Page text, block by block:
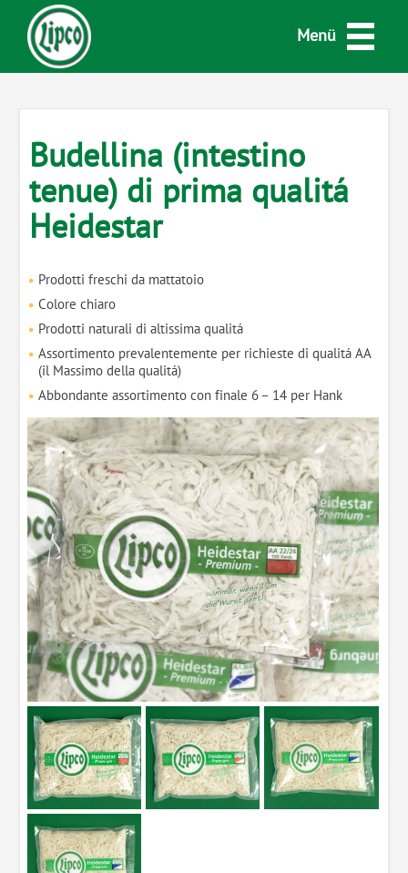
Menü
Budellina (intestino
tenue) di prima qualitá
Heidestar
Prodotti freschi da mattatoio
Colore chiaro
Prodotti naturali di altissima qualitá
Assortimento prevalentemente per richieste di qualitá AA
(il Massimo della qualitá)
Abbondante assortimento con finale 6 – 14 per Hank